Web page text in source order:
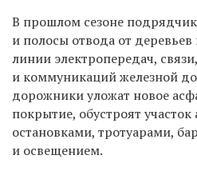
В прошлом сезоне подрядчик
и полосы отвода от
линии электропередач,
и коммуникаций железной
дорожники уложат новое
покрытие, обустроят
остановками, тротуарами,
и освещением.